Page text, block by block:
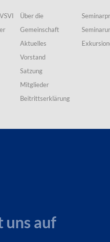
Über die
Gemeinschaft
Aktuelles
Vorstand
Satzung
Mitglieder
Beitrittserklärung
uns auf